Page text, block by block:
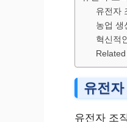
유전자
농업 생
혁신적
유전자
유전자 조